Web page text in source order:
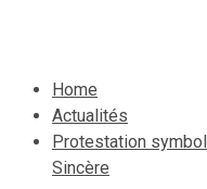
Home
Actualités
Protestation
Sincère